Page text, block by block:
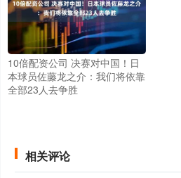
10倍配资公司 决赛对中国！日
本球员佐藤龙之介：我们将依靠
全部23人去争胜
相关评论